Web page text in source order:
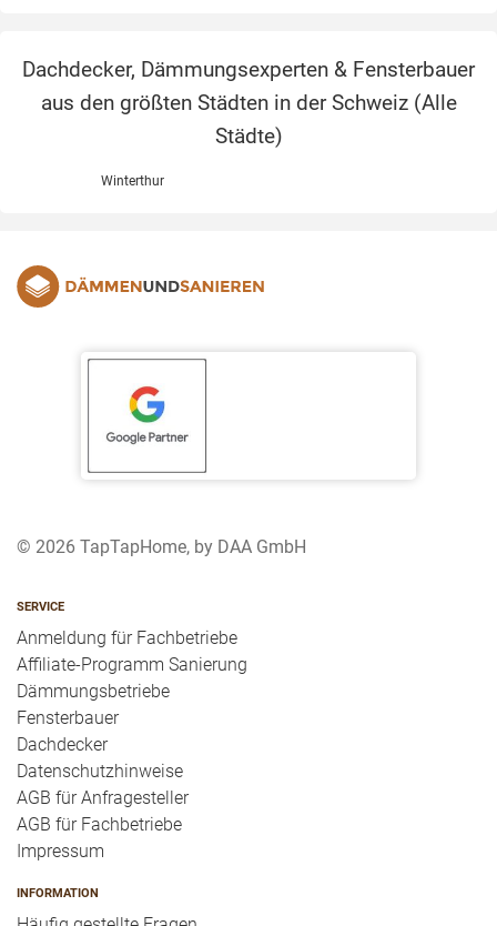
Dachdecker, Dämmungsexperten & Fensterbauer
aus den größten Städten in der Schweiz (Alle
Städte)
Winterthur
© 2026 TapTapHome, by DAA GmbH
SERVICE
Anmeldung für Fachbetriebe
Affiliate-Programm Sanierung
Dämmungsbetriebe
Fensterbauer
Dachdecker
Datenschutzhinweise
AGB für Anfragesteller
AGB für Fachbetriebe
Impressum
INFORMATION